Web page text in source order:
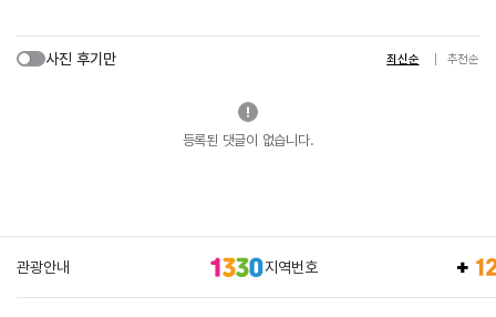
사진 후기만 최신순 추천순
등록된 댓글이 없습니다.
관광안내 지역번호